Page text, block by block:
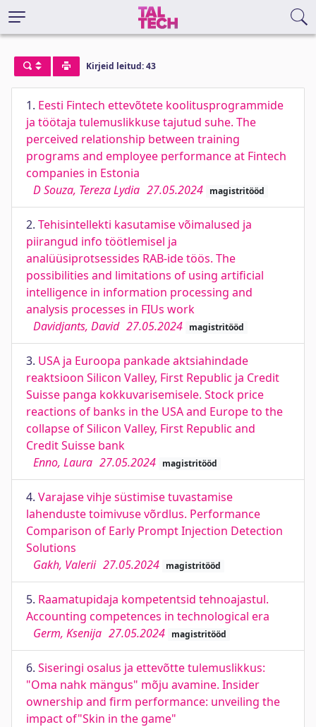
Kirjeid leitud: 43
1. Eesti Fintech ettevõtete koolitusprogrammide
ja töötaja tulemuslikkuse tajutud suhe. The
perceived relationship between training
programs and employee performance at Fintech
companies in Estonia
D Souza, Tereza Lydia 27.05.2024 magistritööd
2. Tehisintellekti kasutamise võimalused ja
piirangud info töötlemisel ja
analüüsiprotsessides RAB-ide töös. The
possibilities and limitations of using artificial
intelligence in information processing and
analysis processes in FIUs work
Davidjants, David 27.05.2024 magistritööd
3. USA ja Euroopa pankade aktsiahindade
reaktsioon Silicon Valley, First Republic ja Credit
Suisse panga kokkuvarisemisele. Stock price
reactions of banks in the USA and Europe to the
collapse of Silicon Valley, First Republic and
Credit Suisse bank
Enno, Laura 27.05.2024 magistritööd
4. Varajase vihje süstimise tuvastamise
lahenduste toimivuse võrdlus. Performance
Comparison of Early Prompt Injection Detection
Solutions
Gakh, Valerii 27.05.2024 magistritööd
5. Raamatupidaja kompetentsid tehnoajastul.
Accounting competences in technological era
Germ, Ksenija 27.05.2024 magistritööd
6. Siseringi osalus ja ettevõtte tulemuslikkus:
"Oma nahk mängus" mõju avamine. Insider
ownership and firm performance: unveiling the
impact of"Skin in the game"